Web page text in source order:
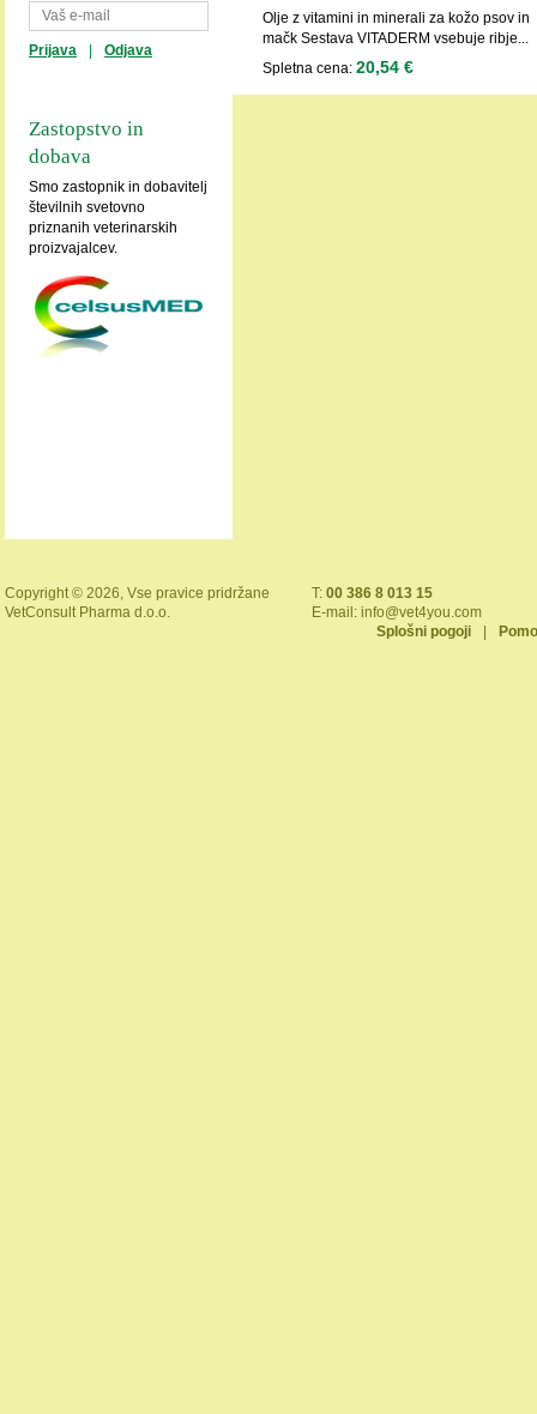
Prijava Odjava
Zastopstvo in
dobava
Smo zastopnik in dobavitelj
številnih svetovno
priznanih veterinarskih
proizvajalcev.
Olje z vitamini in minerali za kožo psov in
mačk Sestava VITADERM vsebuje ribje...
Spletna cena: 20,54 €
Copyright © 2026, Vse pravice pridržane
VetConsult Pharma d.o.o.
T: 00 386 8 013 15
E-mail: info@vet4you.com
Splošni pogoji